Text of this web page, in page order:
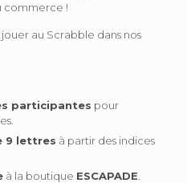
commerce !
jouer au Scrabble dans nos
participantes pour
9 lettres à partir des indices
à la boutique ESCAPADE